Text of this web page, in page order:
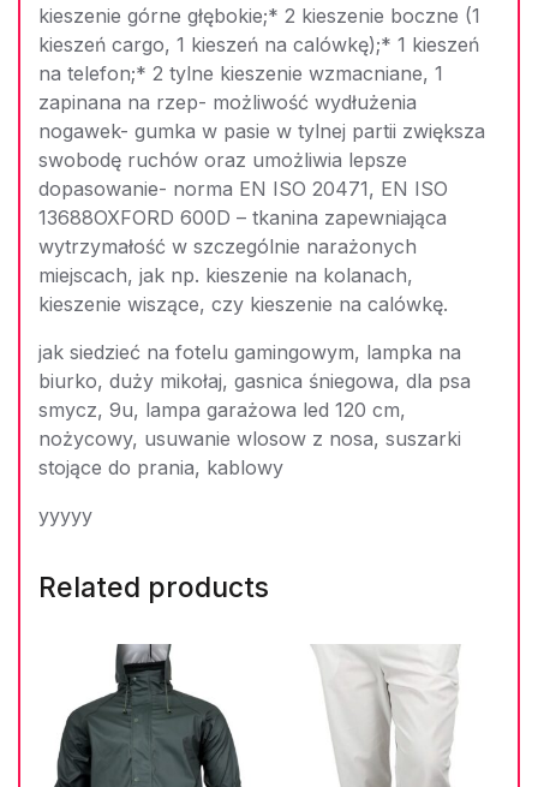
kieszenie górne głębokie;* 2 kieszenie boczne (1
kieszeń cargo, 1 kieszeń na calówkę);* 1 kieszeń
na telefon;* 2 tylne kieszenie wzmacniane, 1
zapinana na rzep- możliwość wydłużenia
nogawek- gumka w pasie w tylnej partii zwiększa
swobodę ruchów oraz umożliwia lepsze
dopasowanie- norma EN ISO 20471, EN ISO
13688OXFORD 600D – tkanina zapewniająca
wytrzymałość w szczególnie narażonych
miejscach, jak np. kieszenie na kolanach,
kieszenie wiszące, czy kieszenie na calówkę.
jak siedzieć na fotelu gamingowym, lampka na
biurko, duży mikołaj, gasnica śniegowa, dla psa
smycz, 9u, lampa garażowa led 120 cm,
nożycowy, usuwanie wlosow z nosa, suszarki
stojące do prania, kablowy
yyyyy
Related products